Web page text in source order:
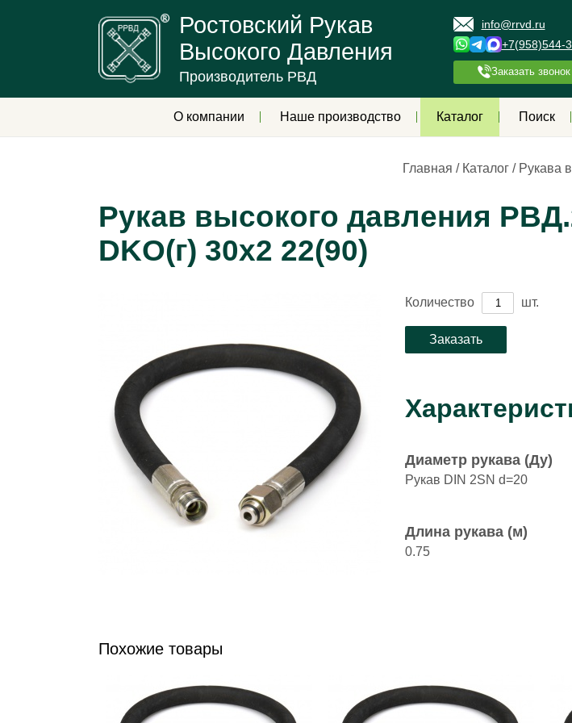
Ростовский Рукав
Высокого Давления
Производитель РВД
info@rrvd.ru
+7(958)544-
Заказать звонок
О компании Наше производство Каталог Поиск
Главная / Каталог / Рукава
Рукав высокого давления
DKO(г) 30х2 22(90)
Количество шт.
Диаметр рукава (Ду)
Рукав DIN 2SN d=20
Длина рукава (м)
0.75
Похожие товары